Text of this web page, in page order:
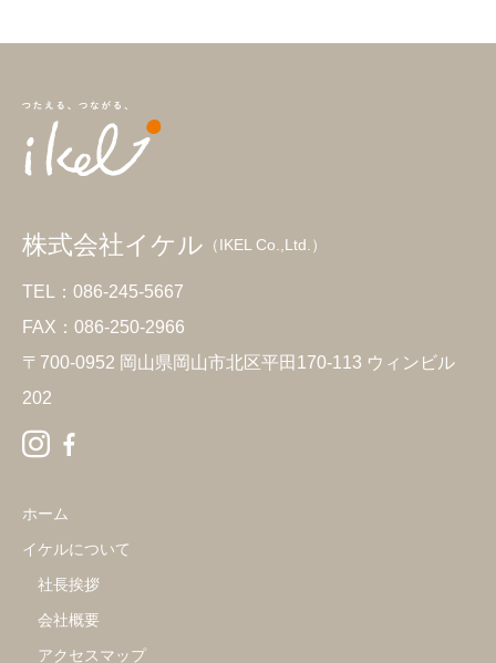
株式会社イケル （IKEL Co.,Ltd.）
TEL：086-245-5667
FAX：086-250-2966
〒700-0952 岡山県岡山市北区平田170-113 ウィンビル
202
ホーム
イケルについて
社長挨拶
会社概要
アクセスマップ